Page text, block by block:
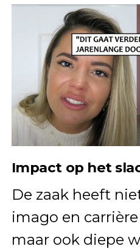
Impact op het
De zaak heeft
imago en
maar ook diepe